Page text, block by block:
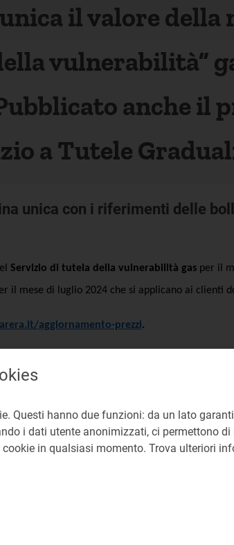
il valore
vulnerabilità”
anche il
a Tutele
unica con i riferimenti delle
Servizio di tutela della vulnerabilità gas per il
il mese di luglio 2024 che si applicano ai clienti
aggiornamento-prezzi .
economiche
non-vulnerabili
Questi hanno due funzioni: da un lato
i dati utente anonimizzati, ci permettono
in qualsiasi momento. Trova ulteriori